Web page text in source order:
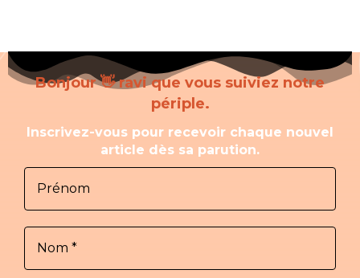
Bonjour 👋 ravi que vous suiviez notre
périple.
Inscrivez-vous pour recevoir chaque nouvel
article dès sa parution.